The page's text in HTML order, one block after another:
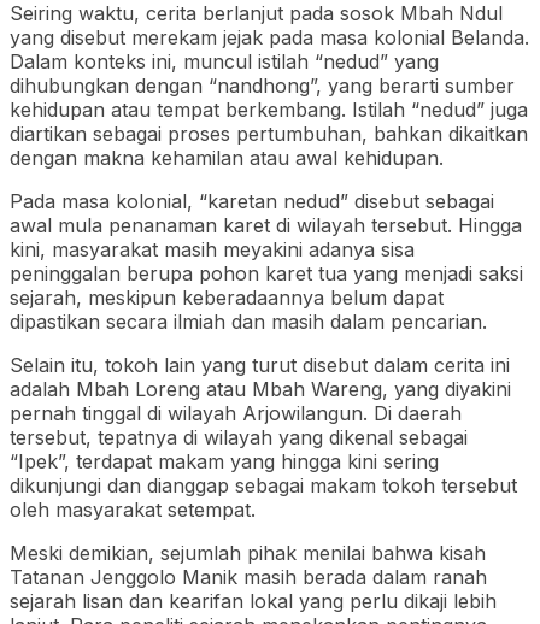
Seiring waktu, cerita berlanjut pada sosok Mbah Ndul
yang disebut merekam jejak pada masa kolonial Belanda.
Dalam konteks ini, muncul istilah “nedud” yang
dihubungkan dengan “nandhong”, yang berarti sumber
kehidupan atau tempat berkembang. Istilah “nedud” juga
diartikan sebagai proses pertumbuhan, bahkan dikaitkan
dengan makna kehamilan atau awal kehidupan.
Pada masa kolonial, “karetan nedud” disebut sebagai
awal mula penanaman karet di wilayah tersebut. Hingga
kini, masyarakat masih meyakini adanya sisa
peninggalan berupa pohon karet tua yang menjadi saksi
sejarah, meskipun keberadaannya belum dapat
dipastikan secara ilmiah dan masih dalam pencarian.
Selain itu, tokoh lain yang turut disebut dalam cerita ini
adalah Mbah Loreng atau Mbah Wareng, yang diyakini
pernah tinggal di wilayah Arjowilangun. Di daerah
tersebut, tepatnya di wilayah yang dikenal sebagai
“Ipek”, terdapat makam yang hingga kini sering
dikunjungi dan dianggap sebagai makam tokoh tersebut
oleh masyarakat setempat.
Meski demikian, sejumlah pihak menilai bahwa kisah
Tatanan Jenggolo Manik masih berada dalam ranah
sejarah lisan dan kearifan lokal yang perlu dikaji lebih